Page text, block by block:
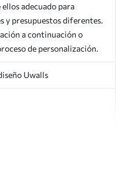
ellos adecuado para
y presupuestos diferentes.
a continuación o
de personalización.
Uwalls